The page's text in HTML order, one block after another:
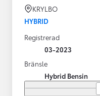
KRYLBO
HYBRID
Registrerad
03-2023
Bränsle
Hybrid Bensin